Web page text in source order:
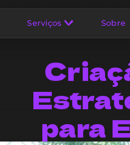
Serviços Sobre
para